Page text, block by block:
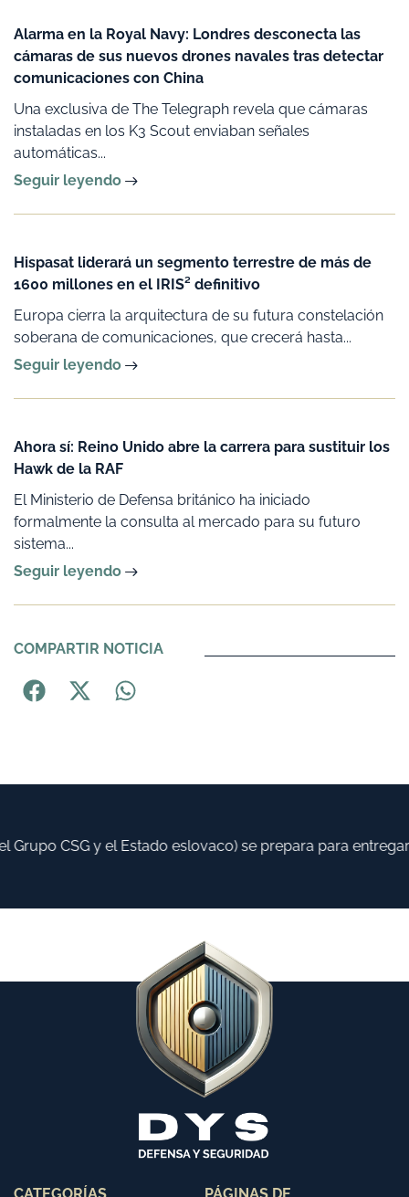
Alarma en la Royal Navy: Londres desconecta las
cámaras de sus nuevos drones navales tras detectar
comunicaciones con China
Una exclusiva de The Telegraph revela que cámaras
instaladas en los K3 Scout enviaban señales
automáticas...
Seguir leyendo
Hispasat liderará un segmento terrestre de más de
1600 millones en el IRIS² definitivo
Europa cierra la arquitectura de su futura constelación
soberana de comunicaciones, que crecerá hasta...
Seguir leyendo
Ahora sí: Reino Unido abre la carrera para sustituir los
Hawk de la RAF
El Ministerio de Defensa británico ha iniciado
formalmente la consulta al mercado para su futuro
sistema...
Seguir leyendo
COMPARTIR NOTICIA
CSG y el Estado eslovaco) se prepara para entregar